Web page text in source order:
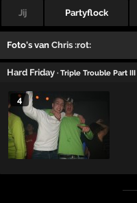
Jij Partyflock
Foto's vanChris :rot:
Hard Friday · Triple Trouble Part III
4